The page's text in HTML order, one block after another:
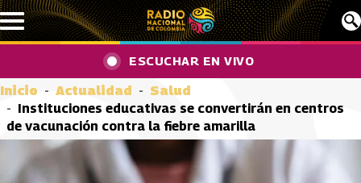
Pasar al contenido principal
ESCUCHAR EN VIVO
Inicio Actualidad
Salud
Instituciones educativas se convertirán en centros
de vacunación contra la fiebre amarilla